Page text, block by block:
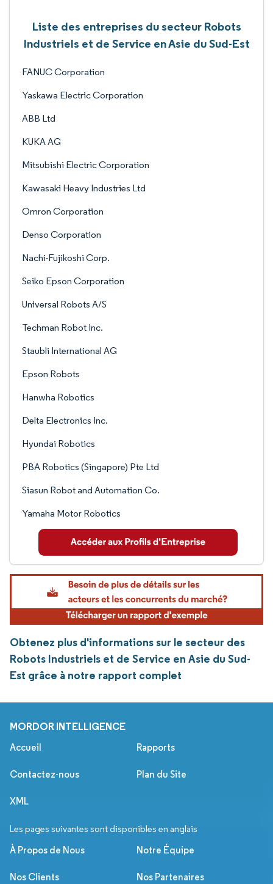
Liste des entreprises du secteur Robots
Industriels et de Service en Asie du Sud-Est
FANUC Corporation
Yaskawa Electric Corporation
ABB Ltd
KUKA AG
Mitsubishi Electric Corporation
Kawasaki Heavy Industries Ltd
Omron Corporation
Denso Corporation
Nachi-Fujikoshi Corp.
Seiko Epson Corporation
Universal Robots A/S
Techman Robot Inc.
Staubli International AG
Epson Robots
Hanwha Robotics
Delta Electronics Inc.
Hyundai Robotics
PBA Robotics (Singapore) Pte Ltd
Siasun Robot and Automation Co.
Yamaha Motor Robotics
Obtenez plus d'informations sur le secteur des
Robots Industriels et de Service en Asie du Sud-
Est grâce à notre rapport complet
MORDOR INTELLIGENCE
Accueil Rapports
Contactez-nous Plan du Site
XML
Les pages suivantes sont disponibles en anglais
À Propos de Nous Notre Équipe
Nos Clients Nos Partenaires